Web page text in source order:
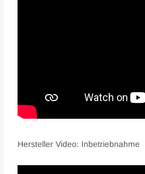
Hersteller Video: Inbetriebnahme